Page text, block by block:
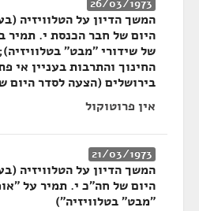
26/03/1973
המשך הדיון על הטלוויזיה
היום של חבר הכנסת י. תמיר
של שידורי "מבט"
החינוך והתרבות בעניין אי
בירושלים (הצעה לסדר היום
אין פרוטוקול
21/03/1973
המשך הדיון על הטלוויזיה
היום של חה"כ י. תמיר על
"מבט" בטלוויזיה")